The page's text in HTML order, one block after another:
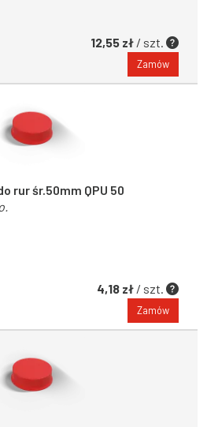
12,55 zł / szt.
Zamów
rur śr.50mm QPU 50
4,18 zł / szt.
Zamów